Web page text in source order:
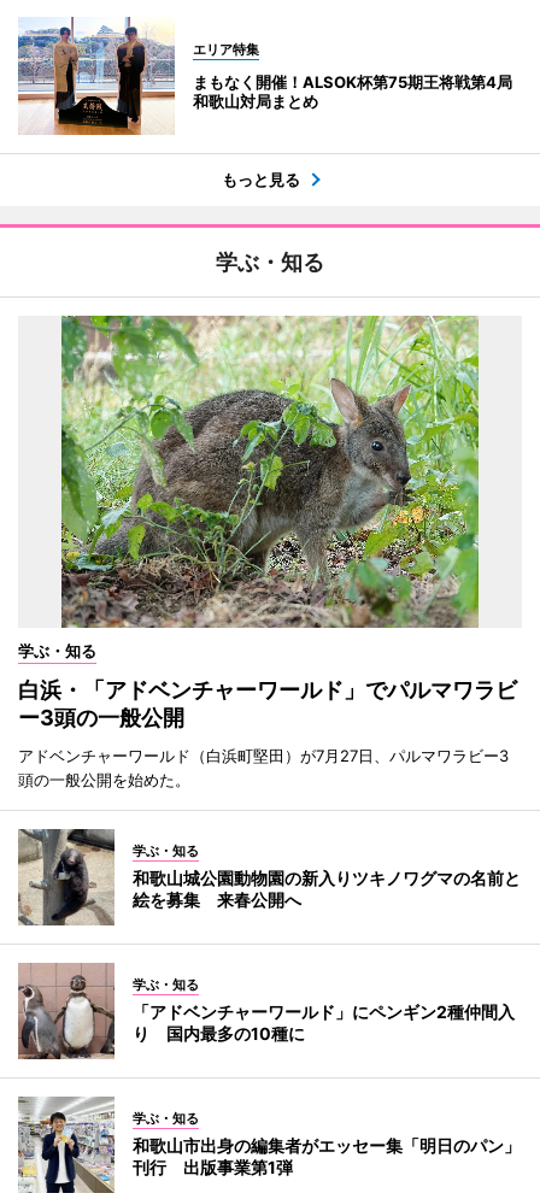
エリア特集
まもなく開催！ALSOK杯第75期王将戦第4局
和歌山対局まとめ
もっと見る
学ぶ・知る
学ぶ・知る
白浜・「アドベンチャーワールド」でパルマワラビ
ー3頭の一般公開
アドベンチャーワールド（白浜町堅田）が7月27日、パルマワラビー3
頭の一般公開を始めた。
学ぶ・知る
和歌山城公園動物園の新入りツキノワグマの名前と
絵を募集 来春公開へ
学ぶ・知る
「アドベンチャーワールド」にペンギン2種仲間入
り 国内最多の10種に
学ぶ・知る
和歌山市出身の編集者がエッセー集「明日のパン」
刊行 出版事業第1弾